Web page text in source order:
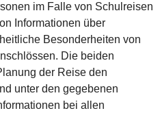
im Falle von Schulreisen
Informationen über
Besonderheiten von
Die beiden
der Reise den
unter den gegebenen
bei allen